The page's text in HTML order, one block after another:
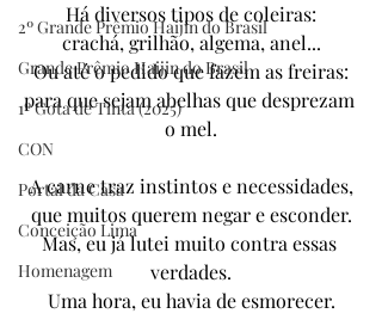
2º Grande Prêmio Haijin do Brasil
Grande Prêmio Haijin do Brasil
1º Gota de Tinta (2025)
CON
Portal da Casa
Conceição Lima
Homenagem
Há diversos tipos de coleiras:
crachá, grilhão, algema, anel...
Ou até o pedido que fazem as freiras:
para que sejam abelhas que desprezam
o mel.
A carne traz instintos e necessidades,
que muitos querem negar e esconder.
Mas, eu já lutei muito contra essas
verdades.
Uma hora, eu havia de esmorecer.